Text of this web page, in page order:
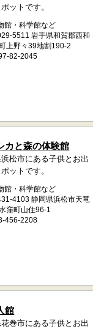
ットです。
館・科学館など
5511 岩手県和賀郡西和
上野々39地割190-2
82-2045
カと森の体験館
松市にある子供とお出
ットです。
館・科学館など
4103 静岡県浜松市天竜
窪町山住96-1
456-2208
館
巻市にある子供とお出